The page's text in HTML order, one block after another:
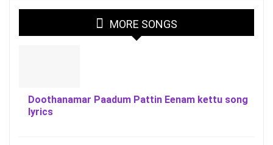
MORE SONGS
Doothanamar Paadum Pattin Eenam kettu song
lyrics